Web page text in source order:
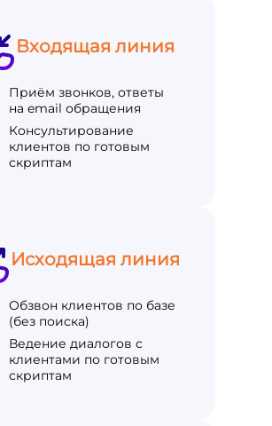
Входящая линия
Приём звонков, ответы
на email обращения
Консультирование
клиентов по готовым
скриптам
Исходящая линия
Обзвон клиентов по базе
(без поиска)
Ведение диалогов с
клиентами по готовым
скриптам